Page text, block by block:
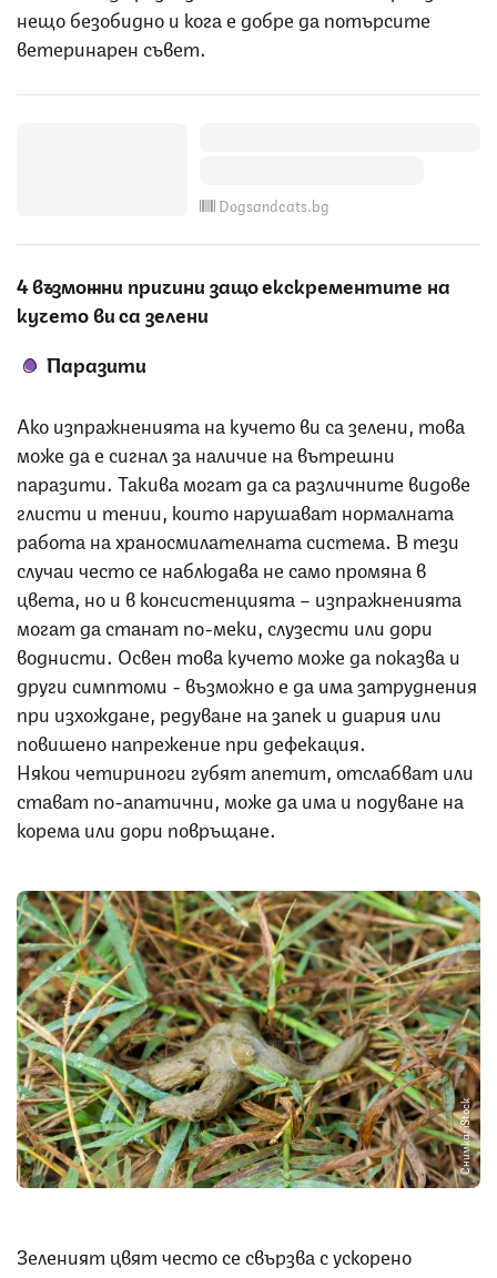
нещо безобидно и кога е добре да потърсите
ветеринарен съвет.
Dogsandcats.bg
4 възможни причини защо екскрементите на
кучето ви са зелени
Паразити
Ако изпражненията на кучето ви са зелени, това
може да е сигнал за наличие на вътрешни
паразити. Такива могат да са различните видове
глисти и тении, които нарушават нормалната
работа на храносмилателната система. В тези
случаи често се наблюдава не само промяна в
цвета, но и в консистенцията – изпражненията
могат да станат по-меки, слузести или дори
воднисти. Освен това кучето може да показва и
други симптоми - възможно е да има затруднения
при изхождане, редуване на запек и диария или
повишено напрежение при дефекация.
Някои четириноги губят апетит, отслабват или
стават по-апатични, може да има и подуване на
корема или дори повръщане.
Снимка: iStock
Зеленият цвят често се свързва с ускорено